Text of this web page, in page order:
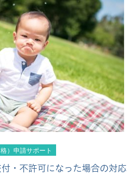
）申請サポート
・不許可になった場合の対応